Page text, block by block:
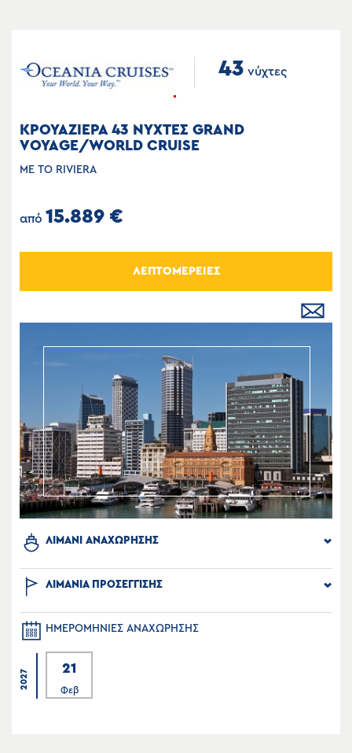
43 νύχτες
ΚΡΟΥΑΖΙΕΡΑ 43 ΝΥΧΤΕΣ GRAND
VOYAGE/WORLD CRUISE
ΜΕ ΤΟ RIVIERA
από 15.889 €
ΛΕΠΤΟΜΕΡΕΙΕΣ
ΛΙΜΑΝΙ ΑΝΑΧΩΡΗΣΗΣ
ΛΙΜΑΝΙΑ ΠΡΟΣΕΓΓΙΣΗΣ
ΗΜΕΡΟΜΗΝΙΕΣ ΑΝΑΧΩΡΗΣΗΣ
2027
21
Φεβ